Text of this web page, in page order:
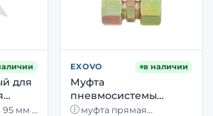
для
× 95
95 мм ·
EXOVO в наличии
Муфта
пневмосистемы
прямая разборная
муфта прямая